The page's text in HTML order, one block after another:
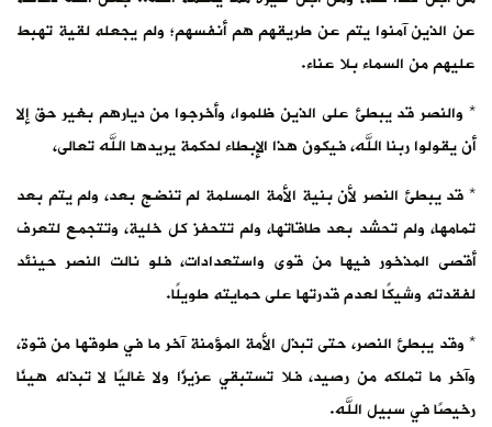
عن الذين آمنوا يتم عن طريقهم هم أنفسهم؛ ولم يجعله لقية تهبط
عليهم من السماء بلا عناء.
* والنصر قد يبطئ على الذين ظلموا، وأخرجوا من ديارهم بغير حق إلا
أن يقولوا ربنا الله، فيكون هذا الإبطاء لحكمة يريدها الله تعالى،
* قد يبطئ النصر لأن بنية الأمة المسلمة لم تنضج بعد، ولم يتم بعد
تمامها، ولم تحشد بعد طاقاتها، ولم تتحفز كل خلية، وتتجمع لتعرف
أقصى المذخور فيها من قوى واستعدادات، فلو نالت النصر حينئد
لفقدته وشيكًا لعدم قدرتها على حمايته طويلًا.
* وقد يبطئ النصر، حتى تبذل الأمة المؤمنة آخر ما في طوقها من قوة،
وآخر ما تملكه من رصيد، فلا تستبقي عزيزًا ولا غاليًا لا تبذله هينًا
رخيصًا في سبيل الله.